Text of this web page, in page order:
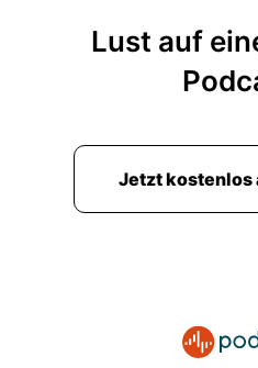
00:03:13: Ja wo kommt
Bedürfnisorientierung
00:03:18: Was hat es mit
Begriffen auf sich?
00:03:21:
Begriff umher warbern
Fall alles zurück
Lust auf
Jetzt kostenlos